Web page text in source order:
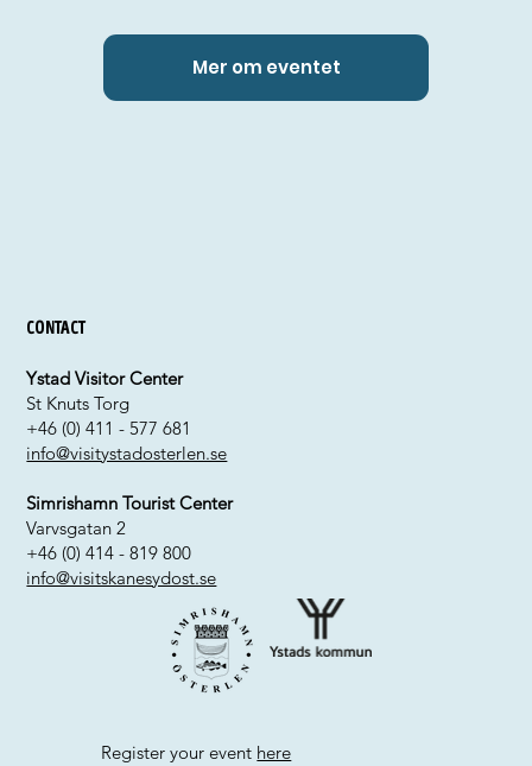
Mer om eventet
Contact
Ystad Visitor Center
St Knuts Torg
+46 (0) 411 - 577 681
info@visitystadosterlen.se
Simrishamn Tourist Center
Varvsgatan 2
+46 (0) 414 - 819 800
info@visitskanesydost.se
Register your event here